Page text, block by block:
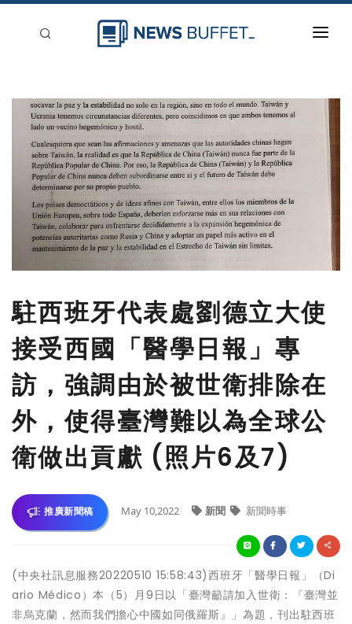
新聞稿分類
刊登
駐西班牙代表處劉德立大使
接受西國「醫學日報」專
訪，強調由於被世衛排除在
外，使得臺灣難以為全球公
衛做出貢獻 (照片6及7)
推廣新聞稿 May 10,2022 新聞 新聞時事
(中央社訊息服務20220510 15:58:43)西班牙「醫學日報」（Di
ario Médico）本（5）月9日以「臺灣籲請加入世衛：『臺灣並
非烏克蘭，然而我們擔心中國如同俄羅斯』」為題，刊出駐西班